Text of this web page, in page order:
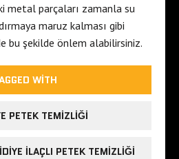
metal parçaları zamanla su
maruz kalması gibi
bu şekilde önlem alabilirsiniz.
WITH
PETEK TEMIZLIĞI
ILAÇLI PETEK TEMIZLIĞI